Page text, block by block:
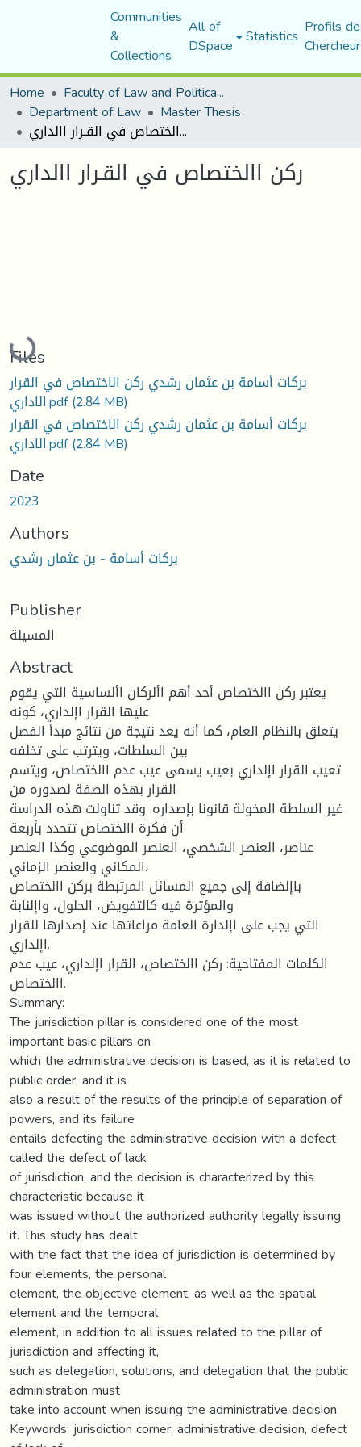
Communities
&
Collections
All of
DSpace Statistics Profils
Home
Faculty of Law and Political Science
Department of Law Master Thesis
ركن االختصاص في القـرار االداري
ركن االختصاص في القـرار االداري
Loading...
Files
بركات أسامة بن عثمان رشدي ركن الاختصاص في القرار
الاداري.pdf(2.84 MB)
بركات أسامة بن عثمان رشدي ركن الاختصاص في القرار
الاداري.pdf(2.84 MB)
Date
2023
Authors
بركات أسامة - بن عثمان رشدي
Publisher
المسيلة
Abstract
يعتبر ركن االختصاص أحد أهم األركان األساسية التي يقوم
عليها القرار اإلداري، كونه
يتعلق بالنظام العام، كما أنه يعد نتيجة من نتائج مبدأ الفصل
بين السلطات، ويترتب على تخلفه
تعيب القرار اإلداري بعيب يسمى عيب عدم االختصاص، ويتسم
القرار بهذه الصفة لصدوره من
غير السلطة المخولة قانونا بإصداره. وقد تناولت هذه الدراسة
أن فكرة االختصاص تتحدد بأربعة
عناصر، العنصر الشخصي، العنصر الموضوعي وكذا العنصر
المكاني والعنصر الزماني،
باإلضافة إلى جميع المسائل المرتبطة بركن االختصاص
والمؤثرة فيه كالتفويض، الحلول، واإلنابة
التي يجب على اإلدارة العامة مراعاتها عند إصدارها للقرار
اإلداري.
الكلمات المفتاحية: ركن االختصاص، القرار اإلداري، عيب عدم
االختصاص.
Summary:
The jurisdiction pillar is considered one of the most
important basic pillars on
which the administrative decision is based, as it is related to
public order, and it is
also a result of the results of the principle of separation of
powers, and its failure
entails defecting the administrative decision with a defect
called the defect of lack
of jurisdiction, and the decision is characterized by this
characteristic because it
was issued without the authorized authority legally issuing
it. This study has dealt
with the fact that the idea of jurisdiction is determined by
four elements, the personal
element, the objective element, as well as the spatial
element and the temporal
element, in addition to all issues related to the pillar of
jurisdiction and affecting it,
such as delegation, solutions, and delegation that the public
administration must
take into account when issuing the administrative decision.
Keywords: jurisdiction corner, administrative decision, defect